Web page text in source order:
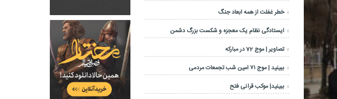
خطر غفلت از همه ابعاد جنگ
ایستادگی نظام یک معجزه و شکست بزرگ دشمن
تصاویر | موج 72 در مبارکه
ببینید | موج ۷۱ امین شب تجمعات مردمی
ببینید| موکب قرآنی فتح